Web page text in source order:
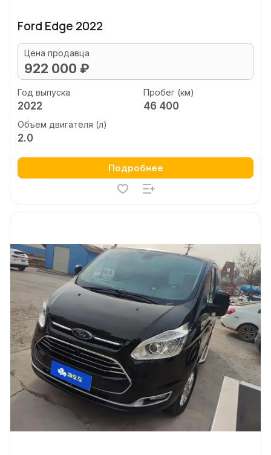
Ford Edge 2022
Цена продавца
922 000 ₽
Год выпуска
2022
Пробег (км)
46 400
Объем двигателя (л)
2.0
Подробнее